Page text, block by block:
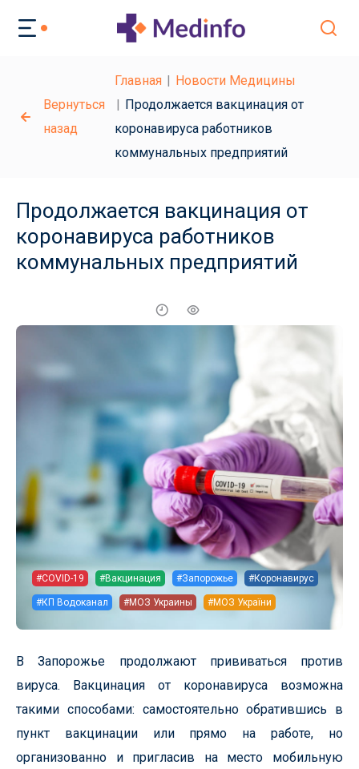
Вернуться
назад
Главная
Новости Медицины
Продолжается вакцинация от
коронавируса работников
коммунальных предприятий
Продолжается вакцинация от
коронавируса работников
коммунальных предприятий
#COVID-19 #Вакцинация #Запорожье #Коронавирус
#КП Водоканал #МОЗ Украины #МОЗ України
В Запорожье продолжают прививаться против
вируса. Вакцинация от коронавируса возможна
такими способами: самостоятельно обратившись в
пункт вакцинации или прямо на работе, но
организованно и пригласив на место мобильную